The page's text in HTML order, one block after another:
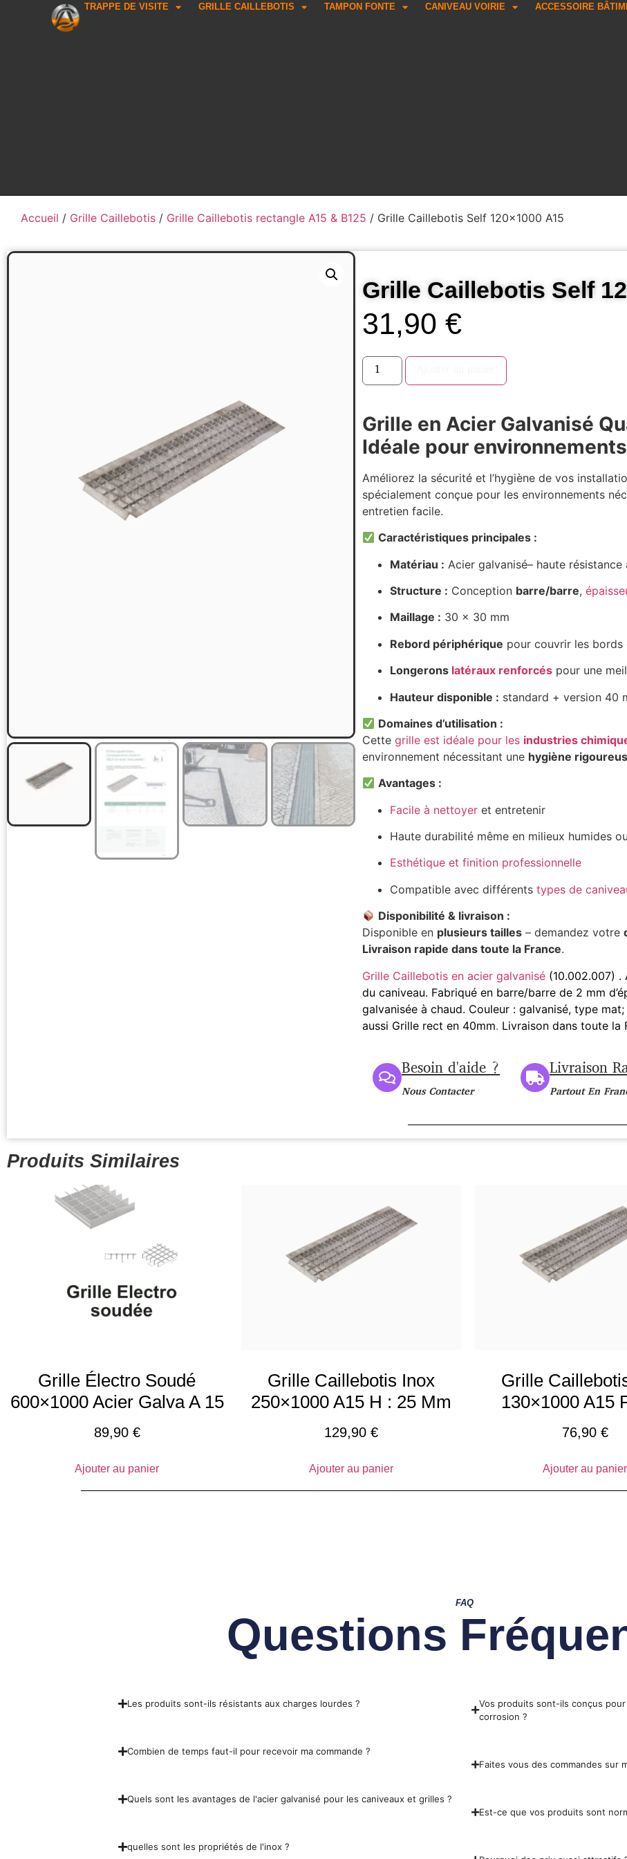
TRAPPE DE VISITE GRILLE CAILLEBOTIS TAMPON FONTE CANIVEAU VOIRIE ACCESSOIRE
Accueil / Grille Caillebotis / Grille Caillebotis rectangle A15 & B125 / Grille Caillebotis Self 120×1000 A15
Grille Caillebotis Self
31,90 €
Grille en Acier Galvanisé
Idéale pour
Améliorez la sécurité et l’hygiène de vos
spécialement conçue pour les environnements
entretien facile.
Caractéristiques principales :
Matériau : Acier galvanisé– haute
Structure : Conception barre/barre,
Maillage : 30 x 30 mm
Rebord périphérique pour couvrir les bords
Longerons latéraux renforcéspour une
Hauteur disponible : standard + version 40
Domaines d’utilisation :
Cette grille est idéale pour les industries
environnement nécessitant une hygiène
Avantages :
Facile à nettoyeret entretenir
Haute durabilité même en milieux humides
Esthétique et finition professionnelle
Compatible avec différents types de
Disponibilité & livraison :
Disponible en plusieurs tailles– demandez votre
Livraison rapide dans toute la France.
Grille Caillebotis en acier galvanisé(10.002.007) .
du caniveau. Fabriqué en barre/barre de 2 mm
galvanisée à chaud. Couleur : galvanisé, type mat;
aussi Grille rect en 40mm. Livraison dans toute la
Besoin d'aide ?
Nous Contacter
Livraison
Partout En
Produits Similaires
Grille Électro Soudé
600×1000 Acier Galva A 15
89,90 €
Ajouter au panier
Grille Caillebotis Inox
250×1000 A15 H : 25 Mm
129,90 €
Ajouter au panier
Grille
130×1000 A15
76,90 €
Ajouter au panier
FAQ
Questions
Les produits sont-ils résistants aux charges lourdes ?
Combien de temps faut-il pour recevoir ma commande ?
Quels sont les avantages de l'acier galvanisé pour les caniveaux et grilles ?
quelles sont les propriétés de l'inox ?
Vos produits sont-ils conçus
corrosion ?
Faites vous des commandes sur
Est-ce que vos produits sont